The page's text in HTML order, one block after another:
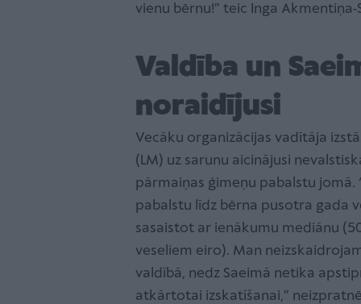
vienu bērnu!” teic Inga Akmentiņa-
Valdība un
noraidījusi
Vecāku organizācijas vadītāja
(LM) uz sarunu aicinājusi
pārmaiņas ģimeņu pabalstu jomā.
pabalstu līdz bērna pusotra gada
sasaistot ar ienākumu mediānu
veseliem eiro). Man
valdībā, nedz Saeimā netika
atkārtotai izskatīšanai,”